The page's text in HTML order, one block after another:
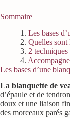
Sommaire
Les bases
Quelles sont
2
Les bases d’une
La blanquette de
d’épaule et de
doux et une liaison
des morceaux parés